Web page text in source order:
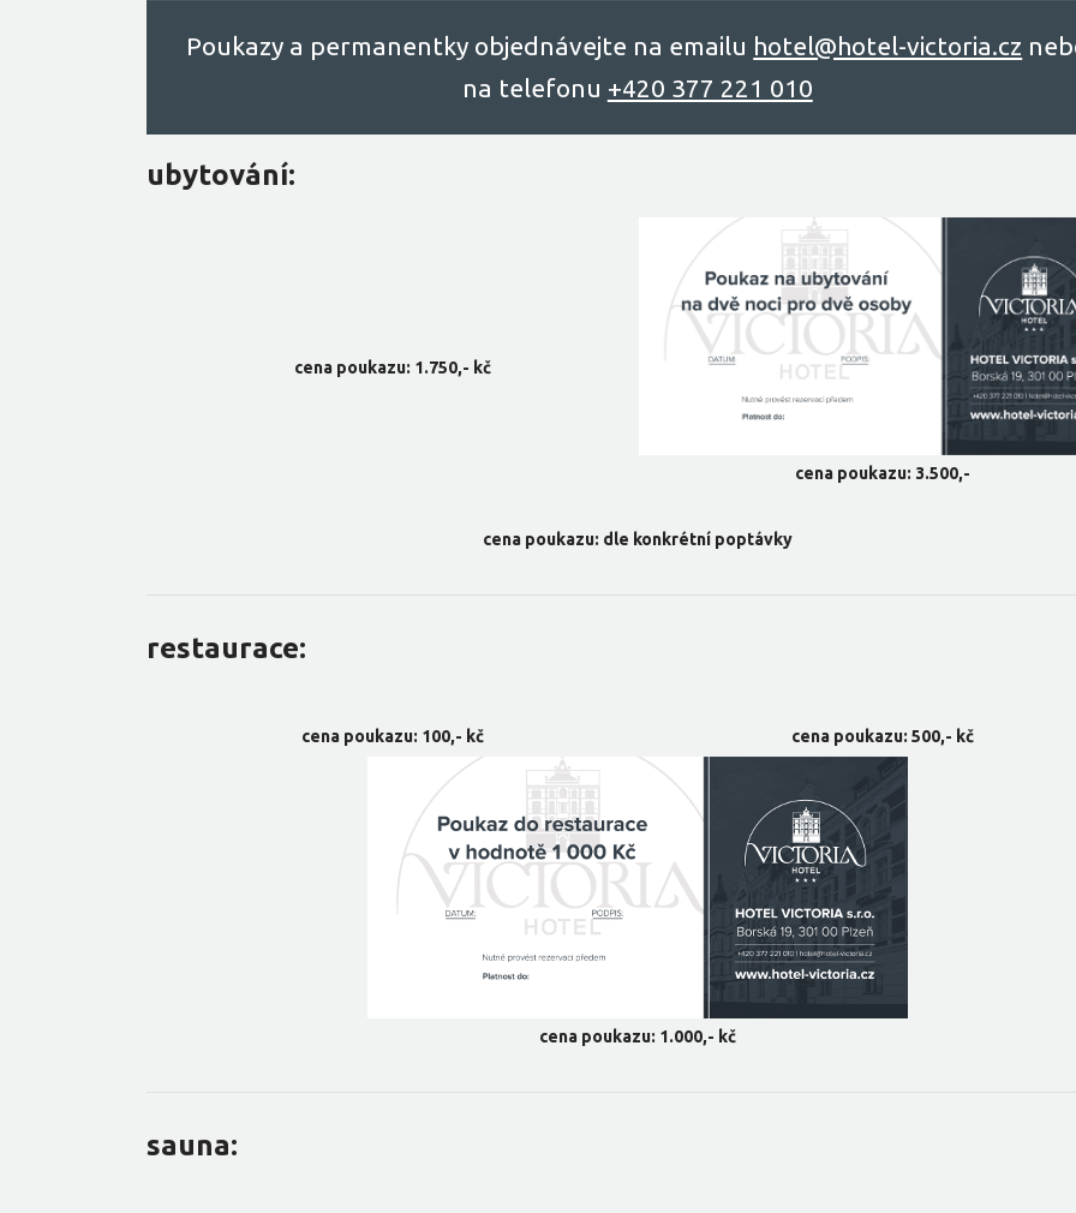
Poukazy a permanentky objednávejte na emailu hоtel@hоtel-victоriа.cz
na telefonu +420 377 221 010
ubytování:
cena poukazu: 1.750,- kč
cena poukazu: 3.500,-
cena poukazu: dle konkrétní poptávky
restaurace:
cena poukazu: 100,- kč cena poukazu: 500,- kč
cena poukazu: 1.000,- kč
sauna: